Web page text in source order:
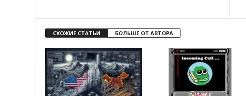
СХОЖИЕ СТАТЬИ БОЛЬШЕ ОТ АВТОРА